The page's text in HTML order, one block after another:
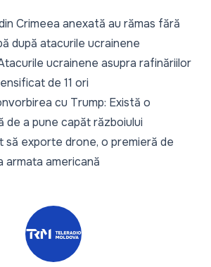
Crimeea anexată au rămas fără
după atacurile ucrainene
ucrainene asupra rafinăriilor
de 11 ori
cu Trump: Există o
de a pune capăt războiului
să exporte drone, o premieră de
armata americană